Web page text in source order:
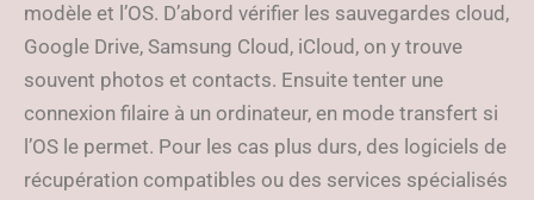
modèle et l’OS. D’abord vérifier les sauvegardes cloud,
Google Drive, Samsung Cloud, iCloud, on y trouve
souvent photos et contacts. Ensuite tenter une
connexion filaire à un ordinateur, en mode transfert si
l’OS le permet. Pour les cas plus durs, des logiciels de
récupération compatibles ou des services spécialisés